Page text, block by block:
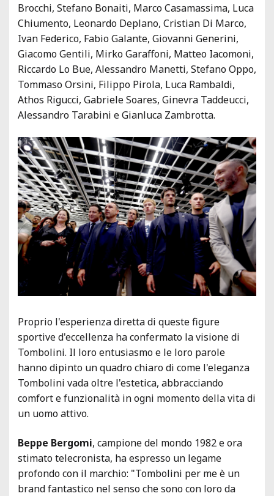
Brocchi, Stefano Bonaiti, Marco Casamassima, Luca
Chiumento, Leonardo Deplano, Cristian Di Marco,
Ivan Federico, Fabio Galante, Giovanni Generini,
Giacomo Gentili, Mirko Garaffoni, Matteo Iacomoni,
Riccardo Lo Bue, Alessandro Manetti, Stefano Oppo,
Tommaso Orsini, Filippo Pirola, Luca Rambaldi,
Athos Rigucci, Gabriele Soares, Ginevra Taddeucci,
Alessandro Tarabini e Gianluca Zambrotta.
Proprio l'esperienza diretta di queste figure
sportive d'eccellenza ha confermato la visione di
Tombolini. Il loro entusiasmo e le loro parole
hanno dipinto un quadro chiaro di come l'eleganza
Tombolini vada oltre l'estetica, abbracciando
comfort e funzionalità in ogni momento della vita di
un uomo attivo.
Beppe Bergomi, campione del mondo 1982 e ora
stimato telecronista, ha espresso un legame
profondo con il marchio: "Tombolini per me è un
brand fantastico nel senso che sono con loro da